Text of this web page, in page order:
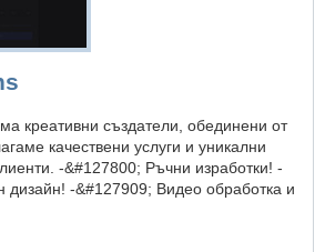
креативни създатели, обединени от
качествени услуги и уникални
-&#127800; Ръчни изработки! -
дизайн! -&#127909; Видео обработка и